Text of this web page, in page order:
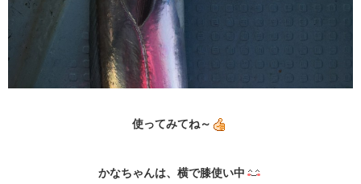
使ってみてね～
かなちゃんは、横で膝使い中